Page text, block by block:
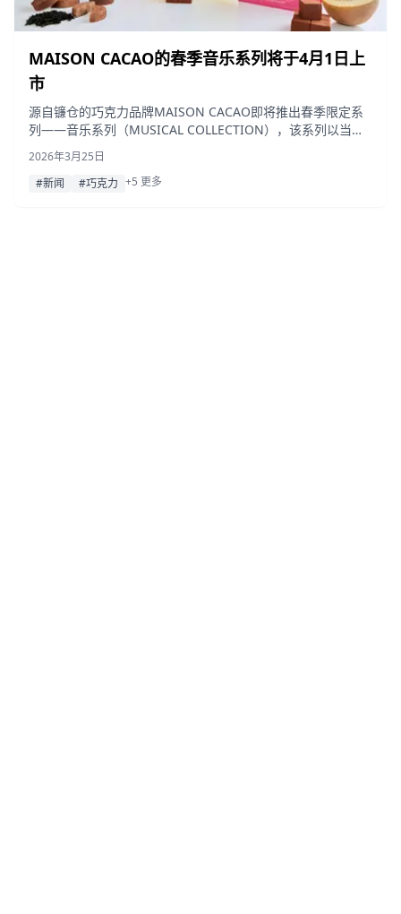
MAISON CACAO的春季音乐系列将于4月1日上
市
源自镰仓的巧克力品牌MAISON CACAO即将推出春季限定系
列——音乐系列（MUSICAL COLLECTION），该系列以当季
的景色和声音为灵感，推出限定版香气鲜巧克力和鲜巧克力曲
奇。
2026年3月25日
#新闻
#巧克力 +5 更多